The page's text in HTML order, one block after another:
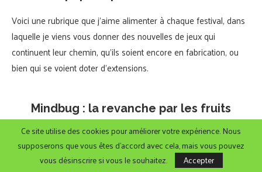
Voici une rubrique que j’aime alimenter à chaque festival, dans
laquelle je viens vous donner des nouvelles de jeux qui
continuent leur chemin, qu’ils soient encore en fabrication, ou
bien qui se voient doter d’extensions.
Mindbug : la revanche par les fruits
Grosse actualité pourMindbugtout au long l’année. Après la
sortie de l’application sur Steam et smartphone en novembre
(oui j’ai été occupé à cette période-là), voilà une nouvelle édition
Ce site utilise des cookies pour améliorer votre expérience. Nous
supposerons que vous êtes d'accord avec cela, mais vous pouvez
vous désinscrire si vous le souhaitez.
Accepter